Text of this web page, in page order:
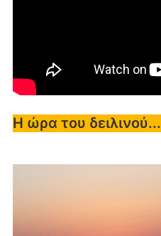
Η ώρα του δειλινού...